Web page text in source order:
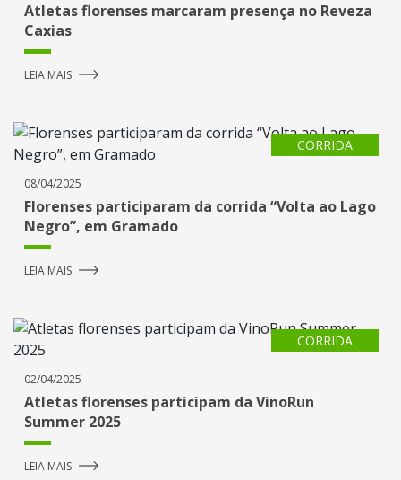
Atletas florenses marcaram presença no Reveza
Caxias
LEIA MAIS
CORRIDA
08/04/2025
Florenses participaram da corrida “Volta ao Lago
Negro”, em Gramado
LEIA MAIS
CORRIDA
02/04/2025
Atletas florenses participam da VinoRun
Summer 2025
LEIA MAIS